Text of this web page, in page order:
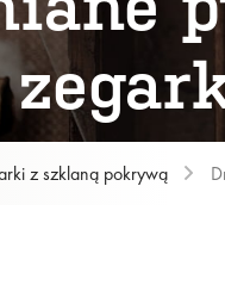
z szklaną pokrywą